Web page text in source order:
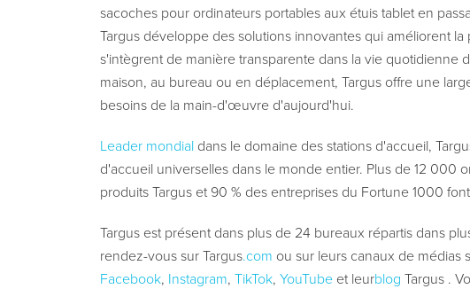
sacoches pour ordinateurs portables aux étuis tablet en
Targus développe des solutions innovantes qui améliorent
s'intègrent de manière transparente dans la vie quotidienne
maison, au bureau ou en déplacement, Targus offre une
besoins de la main-d'œuvre d'aujourd'hui.
Leader mondial dans le domaine des stations d'accueil,
d'accueil universelles dans le monde entier. Plus de 12 000
produits Targus et 90 % des entreprises du Fortune 1000
Targus est présent dans plus de 24 bureaux répartis dans
rendez-vous sur Targus.com ou sur leurs canaux de médias
Facebook, Instagram, TikTok, YouTubeet leurblog Targus .